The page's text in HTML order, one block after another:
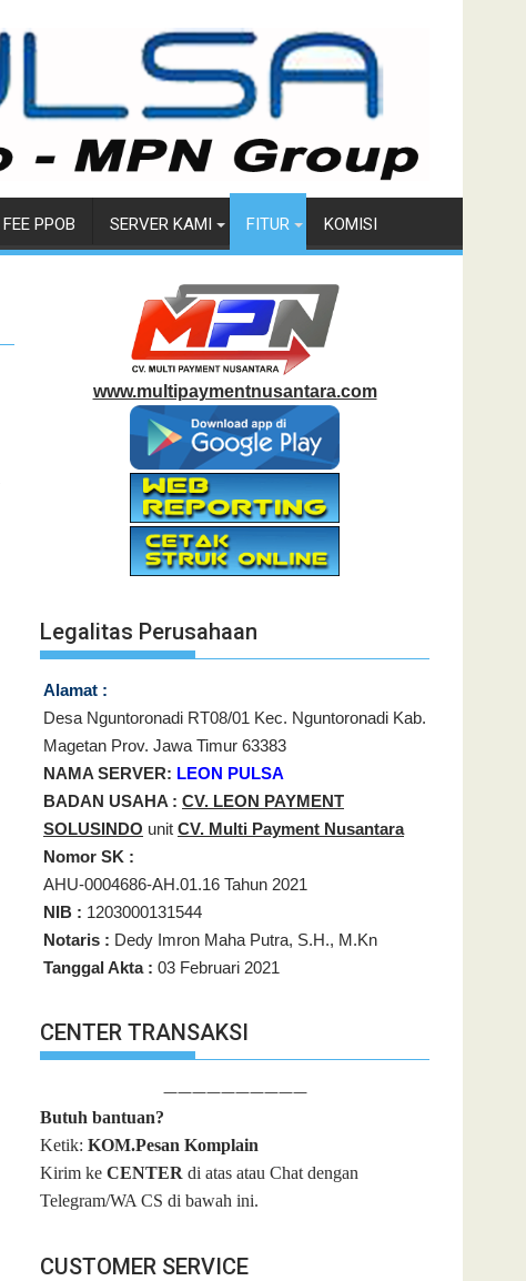
FEE PPOB SERVER KAMI FITUR KOMISI
www.multipaymentnusantara.com
Legalitas Perusahaan
Alamat :
Desa Nguntoronadi RT08/01 Kec. Nguntoronadi Kab.
Magetan Prov. Jawa Timur 63383
NAMA SERVER: LEON PULSA
BADAN USAHA : CV. LEON PAYMENT
SOLUSINDO unit CV. Multi Payment Nusantara
Nomor SK :
AHU-0004686-AH.01.16 Tahun 2021
NIB : 1203000131544
Notaris : Dedy Imron Maha Putra, S.H., M.Kn
Tanggal Akta : 03 Februari 2021
CENTER TRANSAKSI
——————————
Butuh bantuan?
Ketik: KOM.Pesan Komplain
Kirim ke CENTER di atas atau Chat dengan
Telegram/WA CS di bawah ini.
CUSTOMER SERVICE